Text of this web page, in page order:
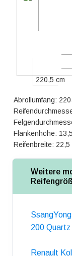
220,5 cm
Abrollumfang:
Flankenhöhe:
Reifenbreite: 22,5
Weitere
200
Renault